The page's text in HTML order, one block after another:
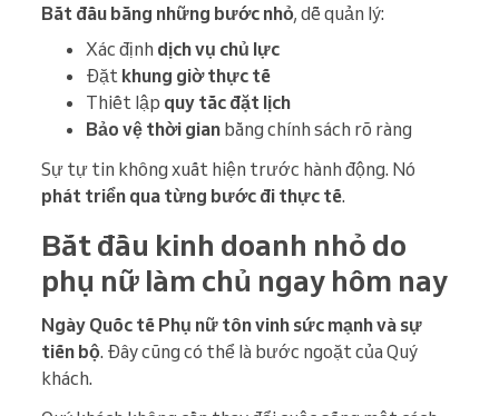
Bắt đầu bằng những bước nhỏ, dễ quản lý:
Xác định dịch vụ chủ lực
Đặt khung giờ thực tế
Thiết lập quy tắc đặt lịch
Bảo vệ thời gian bằng chính sách rõ ràng
Sự tự tin không xuất hiện trước hành động. Nó
phát triển qua từng bước đi thực tế.
Bắt đầu kinh doanh nhỏ do
phụ nữ làm chủ ngay hôm nay
Ngày Quốc tế Phụ nữ tôn vinh sức mạnh và sự
tiến bộ. Đây cũng có thể là bước ngoặt của Quý
khách.